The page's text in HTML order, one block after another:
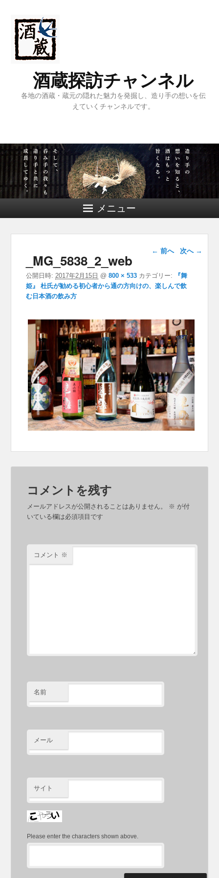
酒蔵探訪チャンネル
各地の酒蔵・蔵元の隠れた魅力を発掘し、造り手の想いを伝
えていくチャンネルです。
メニュー
画像ナビゲー
ション
← 前へ 次へ →
_MG_5838_2_web
公開日時: 2017年2月15日 @800 × 533 カテゴリー:
『舞
姫』 杜氏が勧める初心者から通の方向けの、楽しんで飲
む日本酒の飲み方
コメントを残す
メールアドレスが公開されることはありません。 ※ が付
いている欄は必須項目です
コメント ※
名前
メール
サイト
Please enter the characters shown above.